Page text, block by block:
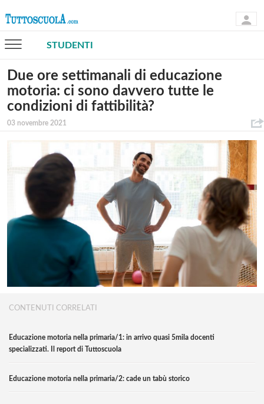
STUDENTI
Due ore settimanali di educazione
motoria: ci sono davvero tutte le
condizioni di fattibilità?
03 novembre 2021
CONTENUTI CORRELATI
Educazione motoria nella primaria/1: in arrivo quasi 5mila docenti
specializzati. Il report di Tuttoscuola
Educazione motoria nella primaria/2: cade un tabù storico